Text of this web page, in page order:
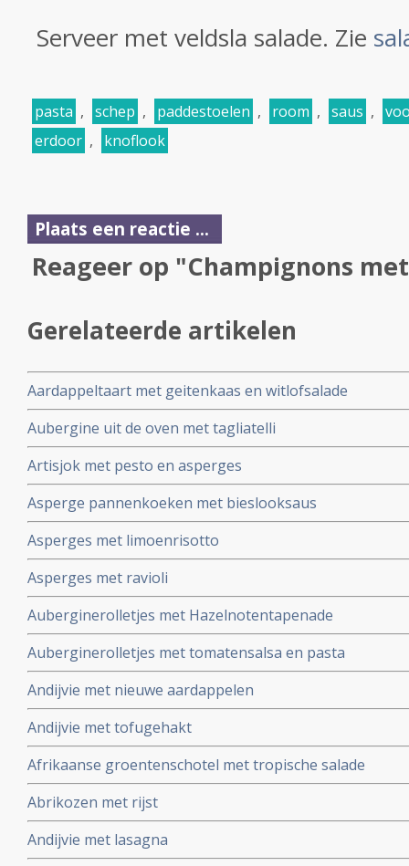
Serveer met veldsla salade. Zie
pasta , schep , paddestoelen , room , saus ,
erdoor , knoflook
Plaats een reactie ...
Reageer op "Champignons
Gerelateerde artikelen
Aardappeltaart met geitenkaas en witlofsalade
Aubergine uit de oven met tagliatelli
Artisjok met pesto en asperges
Asperge pannenkoeken met bieslooksaus
Asperges met limoenrisotto
Asperges met ravioli
Auberginerolletjes met Hazelnotentapenade
Auberginerolletjes met tomatensalsa en pasta
Andijvie met nieuwe aardappelen
Andijvie met tofugehakt
Afrikaanse groentenschotel met tropische salade
Abrikozen met rijst
Andijvie met lasagna